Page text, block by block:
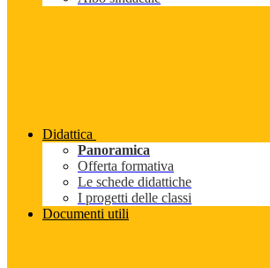
Didattica
Panoramica
Offerta formativa
Le schede didattiche
I progetti delle classi
Documenti utili